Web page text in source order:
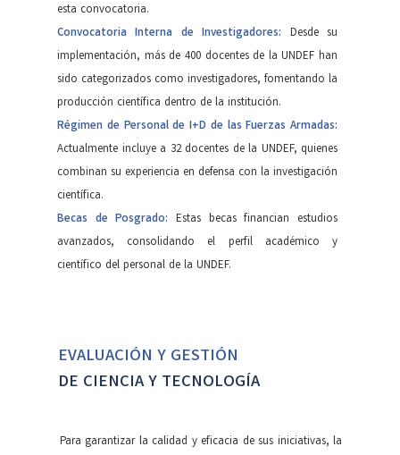
esta convocatoria.
Convocatoria Interna de Investigadores: Desde su
implementación, más de 400 docentes de la UNDEF han
sido categorizados como investigadores, fomentando la
producción científica dentro de la institución.
Régimen de Personal de I+D de las Fuerzas Armadas:
Actualmente incluye a 32 docentes de la UNDEF, quienes
combinan su experiencia en defensa con la investigación
científica.
Becas de Posgrado: Estas becas financian estudios
avanzados, consolidando el perfil académico y
científico del personal de la UNDEF.
EVALUACIÓN Y GESTIÓN
DE CIENCIA Y TECNOLOGÍA
Para garantizar la calidad y eficacia de sus iniciativas, la